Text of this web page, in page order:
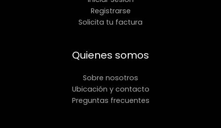
Registrarse
Solicita tu factura
Quienes somos
Sobre nosotros
Ubicación y contacto
Preguntas frecuentes